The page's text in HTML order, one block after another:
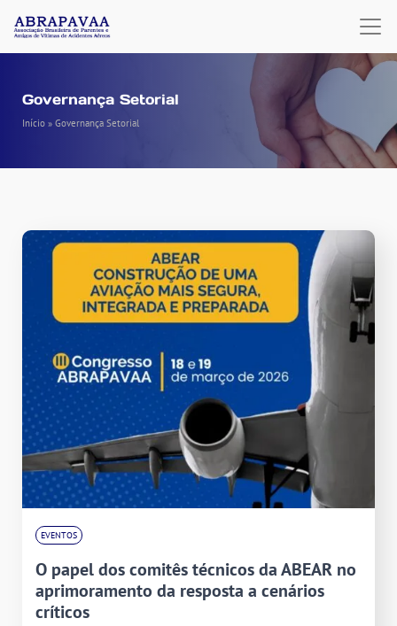
Governança Setorial
Início » Governança Setorial
EVENTOS
O papel dos comitês técnicos da ABEAR no
aprimoramento da resposta a cenários
críticos